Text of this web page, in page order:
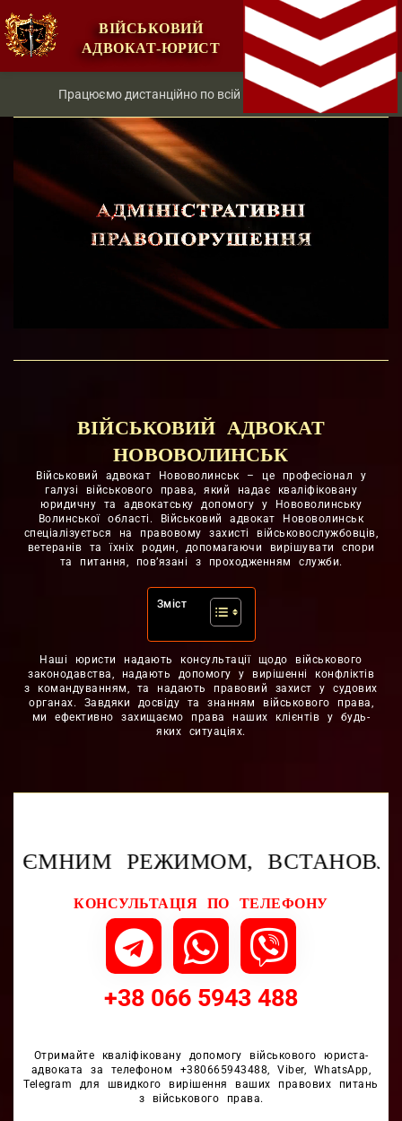
ВІЙСЬКОВИЙ
АДВОКАТ-ЮРИСТ
Працюємо дистанційно по всій території України
ВІЙСЬКОВИЙ АДВОКАТ
НОВОВОЛИНСЬК
Військовий адвокат Нововолинськ – це професіонал у
галузі військового права, який надає кваліфіковану
юридичну та адвокатську допомогу у Нововолинську
Волинської області. Військовий адвокат Нововолинськ
спеціалізується на правовому захисті військовослужбовців,
ветеранів та їхніх родин, допомагаючи вирішувати спори
та питання, пов’язані з проходженням служби.
Зміст
Наші юристи надають консультації щодо військового
законодавства, надають допомогу у вирішенні конфліктів
з командуванням, та надають правовий захист у судових
органах. Завдяки досвіду та знанням військового права,
ми ефективно захищаємо права наших клієнтів у будь-
яких ситуаціях.
ВСТАНОВЛЕНИМ
КОНСУЛЬТАЦІЯ ПО ТЕЛЕФОНУ
+38 066 5943 488
+38 066 5943 488
Отримайте кваліфіковану допомогу військового юриста-
адвоката за телефоном +380665943488, Viber, WhatsApp,
Telegram для швидкого вирішення ваших правових питань
з військового права.